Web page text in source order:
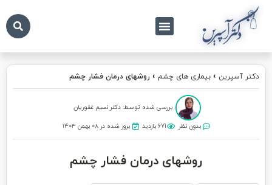
دکتر آسپرین » بیماری های چشم » روشهای درمان فشار چشم
بررسی شده توسط: دکتر نسیم غفوریان
بدون نظر 671 بازدید بروز شده در ۰۸ بهمن ۱۴۰۳
روشهای درمان فشار چشم